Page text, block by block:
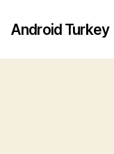
Android Turkey